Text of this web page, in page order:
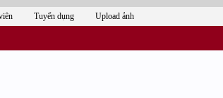
Tuyển dụng Upload ảnh